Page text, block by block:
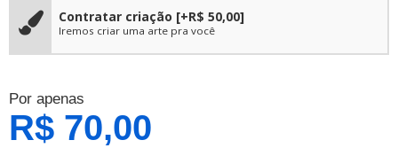
Contratar criação [+R$ 50,00]
Iremos criar uma arte pra você
Por apenas
R$ 70,00